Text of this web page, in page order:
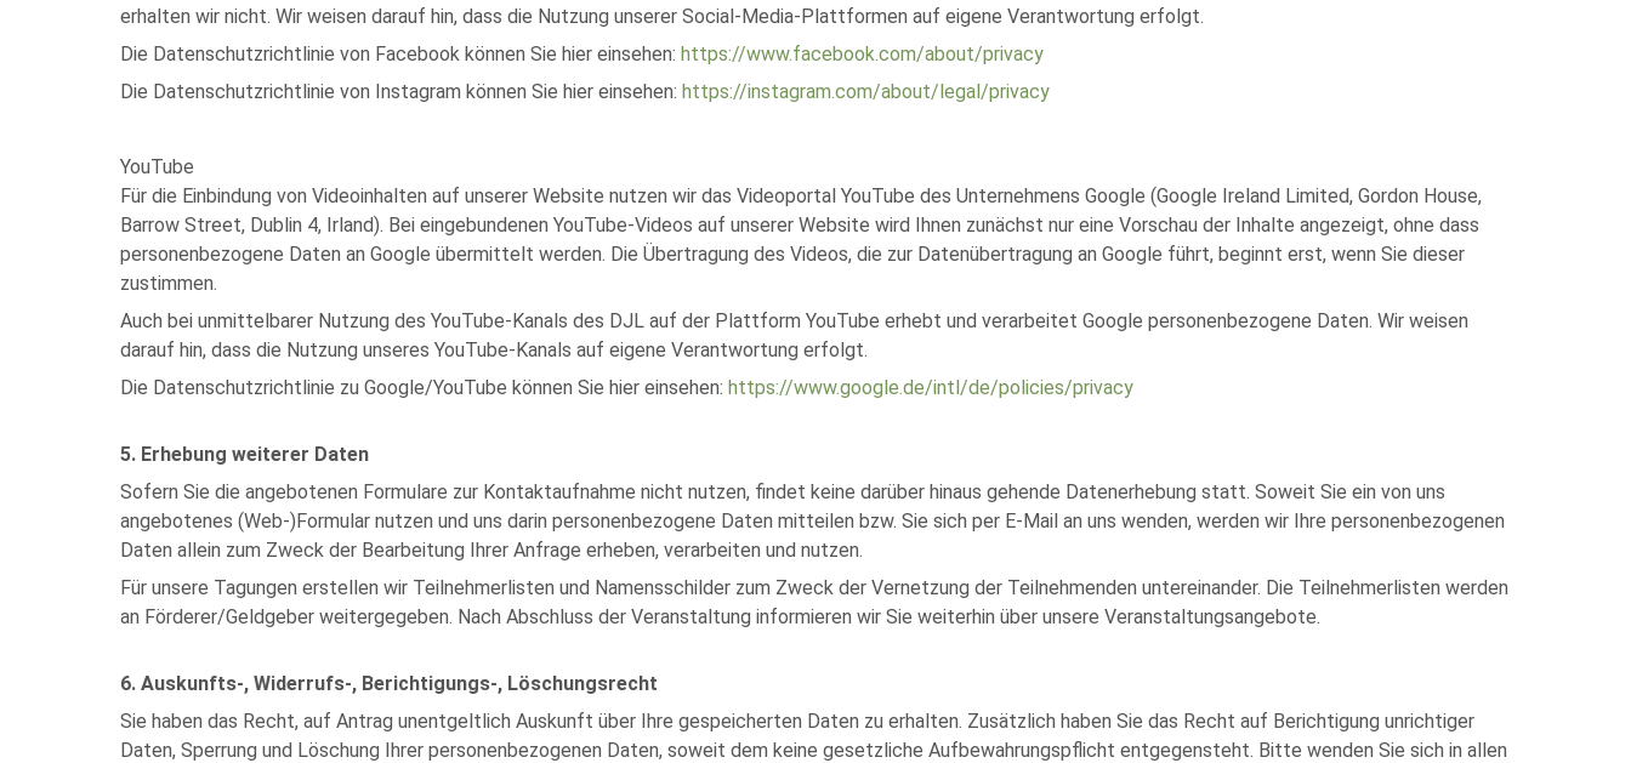
erhalten wir nicht. Wir weisen darauf hin, dass die Nutzung unserer Social-Media-Plattformen auf eigene Verantwortung erfolgt.
Die Datenschutzrichtlinie von Facebook können Sie hier einsehen: https://www.facebook.com/about/privacy
Die Datenschutzrichtlinie von Instagram können Sie hier einsehen: https://instagram.com/about/legal/privacy
YouTube
Für die Einbindung von Videoinhalten auf unserer Website nutzen wir das Videoportal YouTube des Unternehmens Google (Google Ireland Limited, Gordon House,
Barrow Street, Dublin 4, Irland). Bei eingebundenen YouTube-Videos auf unserer Website wird Ihnen zunächst nur eine Vorschau der Inhalte angezeigt, ohne dass
personenbezogene Daten an Google übermittelt werden. Die Übertragung des Videos, die zur Datenübertragung an Google führt, beginnt erst, wenn Sie dieser
zustimmen.
Auch bei unmittelbarer Nutzung des YouTube-Kanals des DJL auf der Plattform YouTube erhebt und verarbeitet Google personenbezogene Daten. Wir weisen
darauf hin, dass die Nutzung unseres YouTube-Kanals auf eigene Verantwortung erfolgt.
Die Datenschutzrichtlinie zu Google/YouTube können Sie hier einsehen: https://www.google.de/intl/de/policies/privacy
5. Erhebung weiterer Daten
Sofern Sie die angebotenen Formulare zur Kontaktaufnahme nicht nutzen, findet keine darüber hinaus gehende Datenerhebung statt. Soweit Sie ein von uns
angebotenes (Web-)Formular nutzen und uns darin personenbezogene Daten mitteilen bzw. Sie sich per E-Mail an uns wenden, werden wir Ihre personenbezogenen
Daten allein zum Zweck der Bearbeitung Ihrer Anfrage erheben, verarbeiten und nutzen.
Für unsere Tagungen erstellen wir Teilnehmerlisten und Namensschilder zum Zweck der Vernetzung der Teilnehmenden untereinander. Die Teilnehmerlisten werden
an Förderer/Geldgeber weitergegeben. Nach Abschluss der Veranstaltung informieren wir Sie weiterhin über unsere Veranstaltungsangebote.
6. Auskunfts-, Widerrufs-, Berichtigungs-, Löschungsrecht
Sie haben das Recht, auf Antrag unentgeltlich Auskunft über Ihre gespeicherten Daten zu erhalten. Zusätzlich haben Sie das Recht auf Berichtigung unrichtiger
Daten, Sperrung und Löschung Ihrer personenbezogenen Daten, soweit dem keine gesetzliche Aufbewahrungspflicht entgegensteht. Bitte wenden Sie sich in allen